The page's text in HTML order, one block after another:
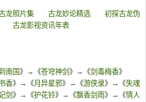
龙照片集 古龙妙论精选
初探古龙伪
古龙影视资讯年表
南国》→《苍穹神剑 》→《剑毒梅香》
香》→《月异星邪》→《游侠录》→《失魂
剑 》→《护花铃》→《飘香剑雨》→《情人